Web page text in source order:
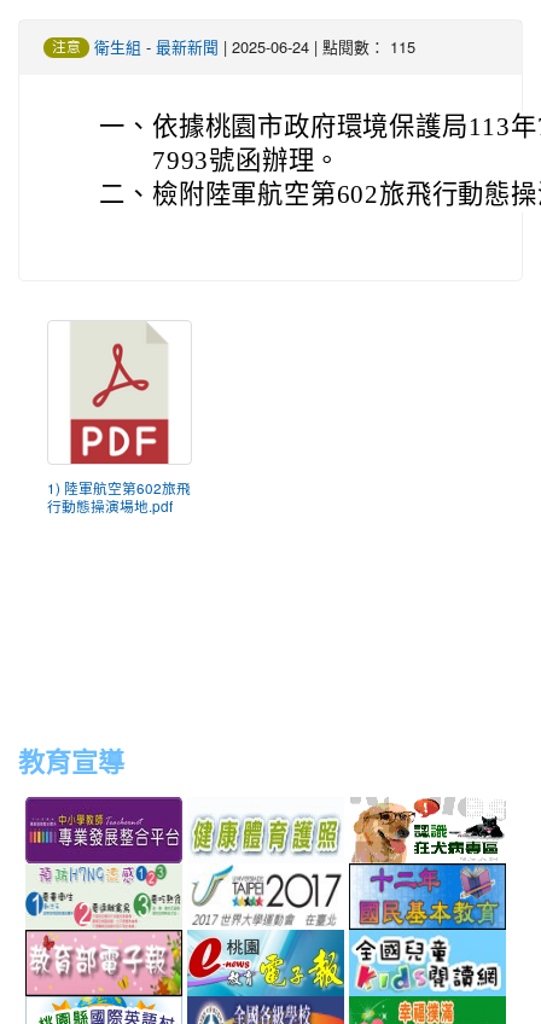
注意 衛生組 - 最新新聞 | 2025-06-24 | 點閱數： 115
一、 依據桃園市政府環境保護局113
7993號函辦理。
二、 檢附陸軍航空第602旅飛行動態
1) 陸軍航空第602旅飛
行動態操演場地.pdf
教育宣導
to
http://teachernet.moe.edu.tw/MAIN/index.aspx
link
to
https://airtw.epa.gov.tw/
link
to
http://
link
link
to
http://www.perdc.ntnu.edu.tw/anti-
flu/catalog.php?
MainCatalogID=2
link
http://
link
to
http://epaper.edu.tw/
link
to
http://163.30.192.132/
link
link